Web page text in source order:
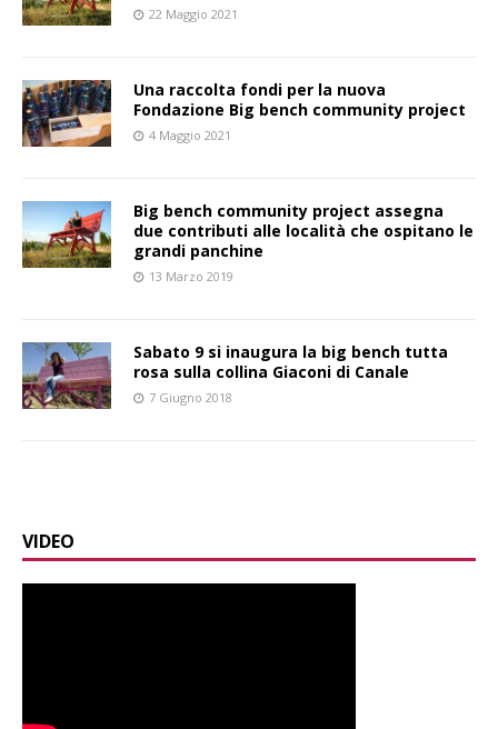
22 Maggio 2021
Una raccolta fondi per la nuova
Fondazione Big bench community project
4 Maggio 2021
Big bench community project assegna
due contributi alle località che ospitano le
grandi panchine
13 Marzo 2019
Sabato 9 si inaugura la big bench tutta
rosa sulla collina Giaconi di Canale
7 Giugno 2018
VIDEO